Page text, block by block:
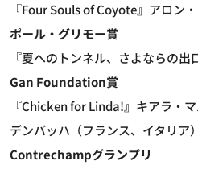
『Four Souls of Coyote』アロン
ポール・グリモー賞
『夏へのトンネル、さよならの出
Gan Foundation賞
『Chicken for Linda!』キアラ・
デンバッハ（フランス、イタリア）
Contrechampグランプリ